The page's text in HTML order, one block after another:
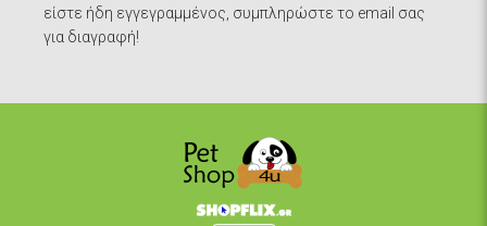
είστε ήδη εγγεγραμμένος, συμπληρώστε το email σας
για διαγραφή!